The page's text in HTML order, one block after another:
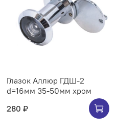
Глазок Аллюр ГДШ-2
d=16мм 35-50мм хром
280 ₽